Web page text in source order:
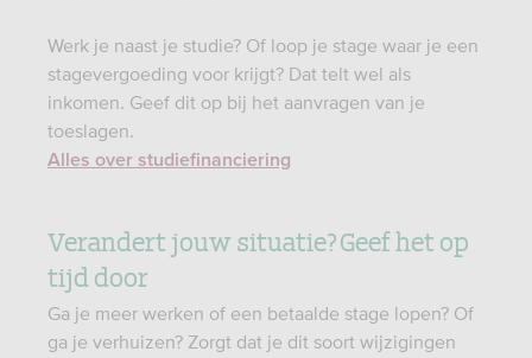
Werk je naast je studie? Of loop je stage waar je een
stagevergoeding voor krijgt? Dat telt wel als
inkomen. Geef dit op bij het aanvragen van je
toeslagen.
Alles over studiefinanciering
Verandert jouw situatie? Geef het op
tijd door
Ga je meer werken of een betaalde stage lopen? Of
ga je verhuizen? Zorgt dat je dit soort wijzigingen